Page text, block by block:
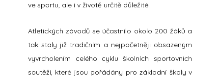
ve sportu, ale i v životě určitě důležité.
Atletických závodů se účastnilo okolo 200 žáků a
tak staly již tradičním a nejpočetněji obsazeným
vyvrcholením celého cyklu školních sportovních
soutěží, které jsou pořádány pro základní školy v